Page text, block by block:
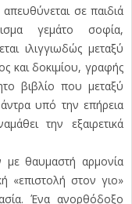
σε παιδιά
γεμάτο σοφία,
ιλιγγιωδώς μεταξύ
και δοκιμίου, γραφής
βιβλίο που μεταξύ
υπό την επήρεια
την εξαιρετικά
θαυμαστή αρμονία
«επιστολή στον γιο»
Ένα ανορθόδοξο